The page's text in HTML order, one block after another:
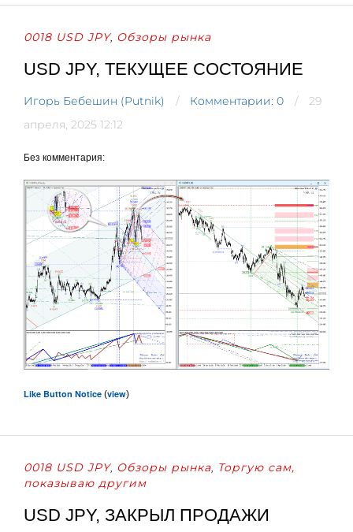
0018 USD JPY, Обзоры рынка
USD JPY, ТЕКУЩЕЕ СОСТОЯНИЕ
Игорь Бебешин (Putnik) Комментарии: 0
29
апреля, 2025 12:12
Без комментария:
Like Button Notice (view)
0018 USD JPY, Обзоры рынка, Торгую сам,
показываю другим
USD JPY, ЗАКРЫЛ ПРОДАЖИ